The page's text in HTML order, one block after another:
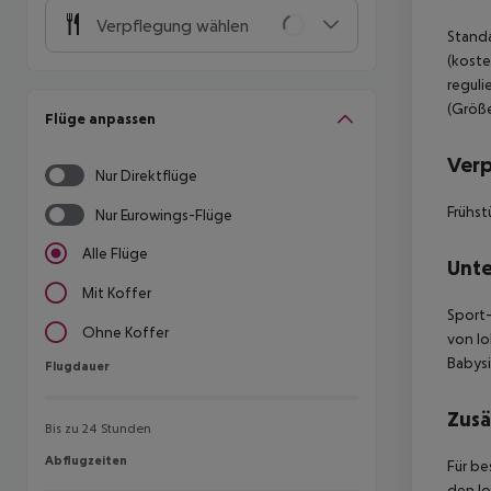
Verpflegung wählen
Flüge anpassen
Nur Direktflüge
Nur Eurowings-Flüge
Alle Flüge
Mit Koffer
Ohne Koffer
Flugdauer
Flugdauer
Bis zu 24 Stunden
Abflugzeiten
Abflugzeiten
von
Für